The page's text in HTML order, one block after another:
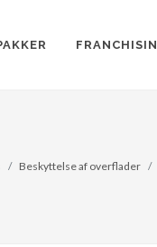
Beskyttelse af overflader